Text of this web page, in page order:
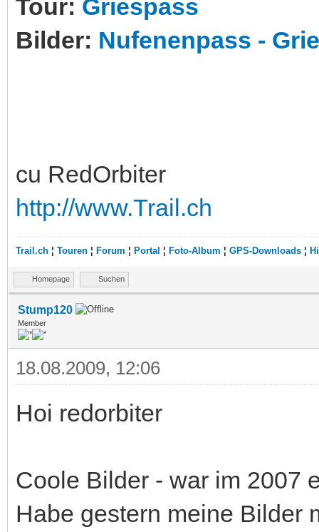
Tour: Griespass
Bilder: Nufenenpass -
cu RedOrbiter
http://www.Trail.ch
Trail.ch ¦ Touren ¦ Forum ¦ Portal ¦ Foto-Album ¦ GPS-Downloads ¦
Homepage Suchen
Stump120
Member
18.08.2009, 12:06
Hoi redorbiter
Coole Bilder - war im 2007
Habe gestern meine Bilder